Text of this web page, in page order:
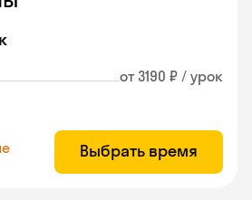
от 3190 ₽ / урок
Выбрать время